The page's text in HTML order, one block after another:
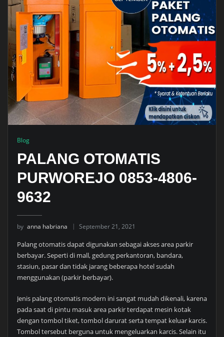
Blog
PALANG OTOMATIS
PURWOREJO 0853-4806-
9632
by anna habriana September 21, 2021
Palang otomatis dapat digunakan sebagai akses area parkir
berbayar. Seperti di mall, gedung perkantoran, bandara,
stasiun, pasar dan tidak jarang beberapa hotel sudah
menggunakan (parkir berbayar).
Jenis palang otomatis modern ini sangat mudah dikenali, karena
pada saat di pintu masuk area parkir terdapat mesin kotak
dengan tombol tiket, tombol darurat serta tempat keluar karcis.
Tombol tersebut berguna untuk mengeluarkan karcis. Selain itu